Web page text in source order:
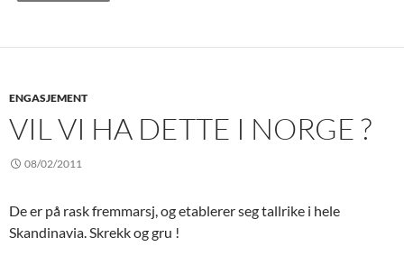
ENGASJEMENT
VIL VI HA DETTE I NORGE ?
08/02/2011
De er på rask fremmarsj, og etablerer seg tallrike i hele
Skandinavia. Skrekk og gru !